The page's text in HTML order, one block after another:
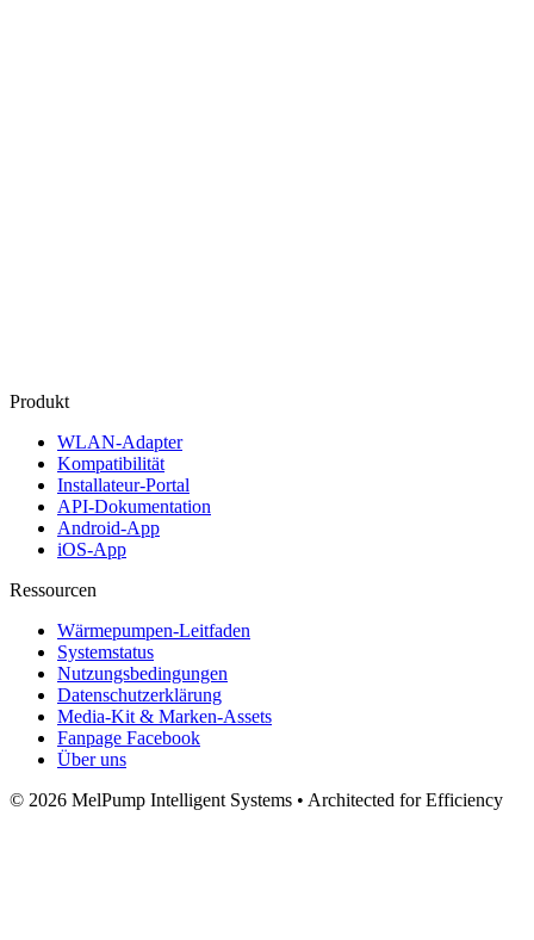
Produkt
WLAN‑Adapter
Kompatibilität
Installateur‑Portal
API‑Dokumentation
Android‑App
iOS‑App
Ressourcen
Wärmepumpen-Leitfaden
Systemstatus
Nutzungsbedingungen
Datenschutzerklärung
Media‑Kit & Marken‑Assets
Fanpage Facebook
Über uns
© 2026 MelPump Intelligent Systems • Architected for Efficiency